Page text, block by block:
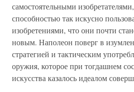
самостоятельными
способностью так искусно
изобретениями, что они почти
новым. Наполеон поверг в
стратегией и тактическим
оружия, которое при тогдашнем
искусства казалось идеалом